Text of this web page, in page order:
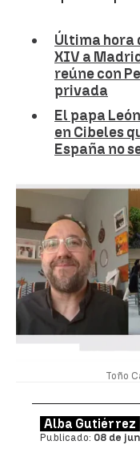
Última hora
XIV a
reúne con
privada
El papa
en Cibeles
España no
Toño
Alba Gutiérrez
Publicado: 08 de